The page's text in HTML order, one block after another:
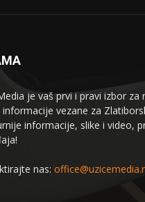
je vaš prvi i pravi izbor za
vezane za
informacije, slike i video,
nas: